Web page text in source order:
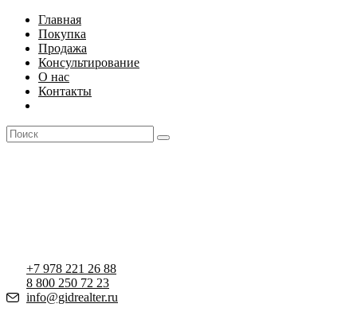
Перейти
содержимому
Главная
Покупка
Продажа
Консультирование
О нас
Контакты
+7 978 221 26 88
8 800 250 72 23
info@gidrealter.ru